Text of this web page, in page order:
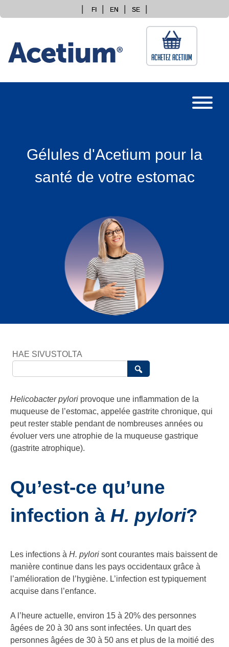
to
FI EN SE
Achetez Acetium
Gélules d'Acetium pour la
santé de votre estomac
HAE SIVUSTOLTA
Helicobacter pylori provoque une inflammation de la
muqueuse de l’estomac, appelée gastrite chronique, qui
peut rester stable pendant de nombreuses années ou
évoluer vers une atrophie de la muqueuse gastrique
(gastrite atrophique).
Qu’est-ce qu’une
infection à H. pylori?
Les infections à H. pylori sont courantes mais baissent de
manière continue dans les pays occidentaux grâce à
l’amélioration de l’hygiène. L’infection est typiquement
acquise dans l’enfance.
A l’heure actuelle, environ 15 à 20% des personnes
âgées de 20 à 30 ans sont infectées. Un quart des
personnes âgées de 30 à 50 ans et plus de la moitié des